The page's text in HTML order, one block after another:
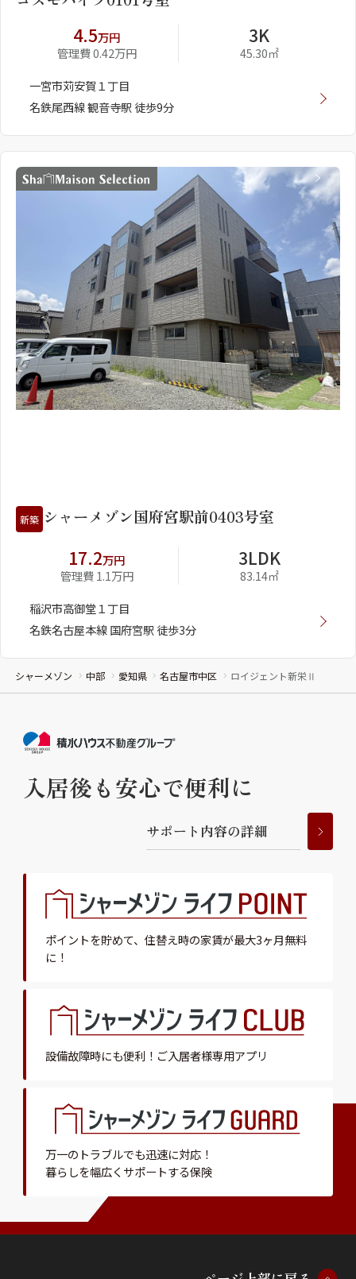
4.5万円
管理費 0.42万円
3K
45.30㎡
一宮市苅安賀１丁目
名鉄尾西線 観音寺駅 徒歩9分
新築 シャーメゾン国府宮駅前0403号室
17.2万円
管理費 1.1万円
3LDK
83.14㎡
稲沢市高御堂１丁目
名鉄名古屋本線 国府宮駅 徒歩3分
シャーメゾン 中部 愛知県 名古屋市中区 ロイジェント新栄Ⅱ
入居後も安心で便利に
サポー ト 内容の詳細
ポイントを貯めて、 住替え時の家賃が最大3ヶ月無料
に！
設備故障時にも便利！ ご入居者様専用アプリ
万一のトラブルでも迅速に対応！
暮らしを幅広くサポートする保険